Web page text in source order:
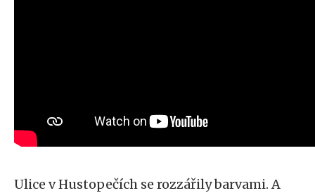
Ulice v Hustopečích se rozzářily barvami. A